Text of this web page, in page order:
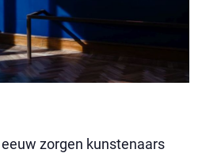
zorgen kunstenaars